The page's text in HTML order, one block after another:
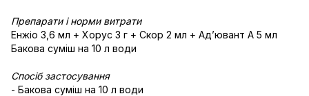
Препарати і норми витрати
Енжіо 3,6 мл + Хорус 3 г + Скор 2 мл + Адʼювант А 5 мл
Бакова суміш на 10 л води
Спосіб застосування
- Бакова суміш на 10 л води